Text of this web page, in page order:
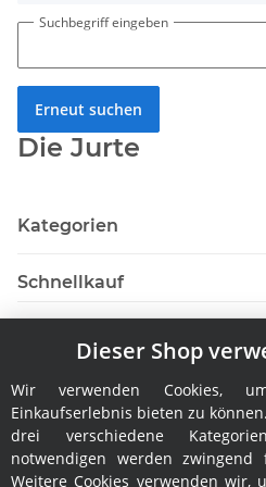
Suchbegriff eingeben
Erneut suchen
Die Jurte
Kategorien
Schnellkauf
Hersteller
Dieser Shop
Wir verwenden Cookies,
Einkaufserlebnis bieten zu
drei verschiedene
notwendigen werden
Weitere Cookies verwenden wir,